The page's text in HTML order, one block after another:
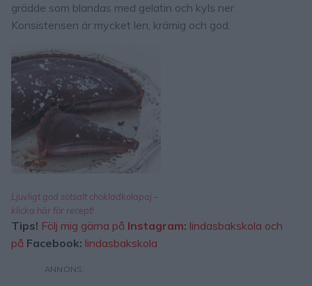
grädde som blandas med gelatin och kyls ner.
Konsistensen är mycket len, krämig och god.
Ljuvligt god sötsalt chokladkolapaj –
klicka här för recept!
Tips! Följ mig gärna på Instagram: lindasbakskola och
på Facebook: lindasbakskola